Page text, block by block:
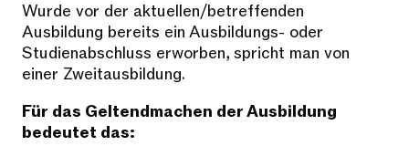
Wurde vor der aktuellen/betreffenden
Ausbildung bereits ein Ausbildungs- oder
Studienabschluss erworben, spricht man von
einer Zweitausbildung.
Für das Geltendmachen der Ausbildung
bedeutet das: